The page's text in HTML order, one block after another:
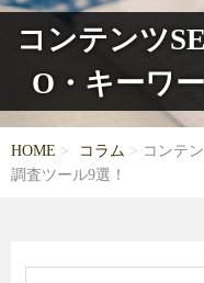
コンテンツ
O・キーワ
HOME コラム
コンテ
調査ツール9選！